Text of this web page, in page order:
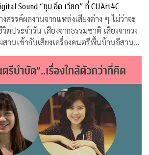
Sound “ซุม อึด เวียก” ที่ CUArt4C
สรรค์ผลงานจากแหล่งเสียงต่าง ๆ ไม่ว่าจะ
ตประจำวัน เสียงจากธรรมชาติ เสียงจากวง
สานเข้ากับเสียงเครื่องดนตรีพื้นบ้านอีสานที่
และเทคนิคทางด้านดิจิทัล